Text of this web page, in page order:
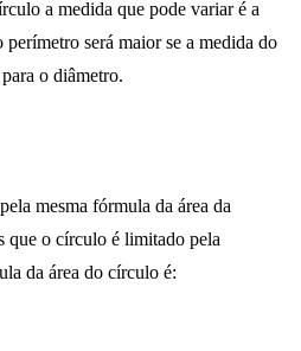
a medida que pode variar é a
será maior se a medida do
o diâmetro.
mesma fórmula da área da
que o círculo é limitado pela
da área do círculo é: